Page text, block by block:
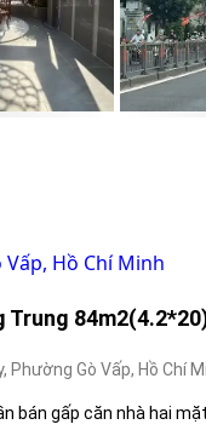
Hồ Chí Minh
Trung
Gò Vấp, Hồ Chí
bán gấp căn nhà hai